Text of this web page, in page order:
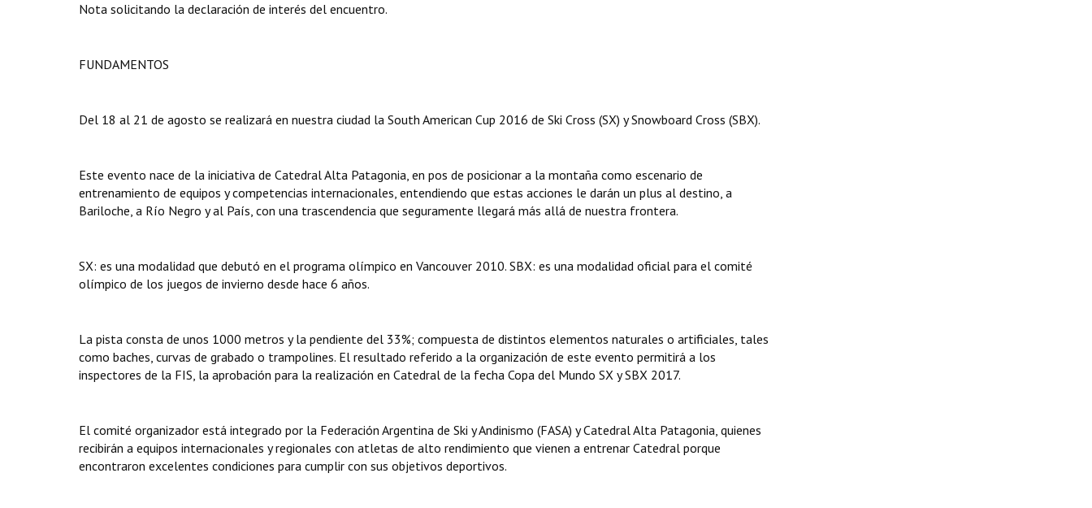
Nota solicitando la declaración de interés del encuentro.
FUNDAMENTOS
Del 18 al 21 de agosto se realizará en nuestra ciudad la South American Cup 2016 de Ski Cross (SX) y Snowboard Cross (SBX).
Este evento nace de la iniciativa de Catedral Alta Patagonia, en pos de posicionar a la montaña como escenario de
entrenamiento de equipos y competencias internacionales, entendiendo que estas acciones le darán un plus al destino, a
Bariloche, a Río Negro y al País, con una trascendencia que seguramente llegará más allá de nuestra frontera.
SX: es una modalidad que debutó en el programa olímpico en Vancouver 2010. SBX: es una modalidad oficial para el comité
olímpico de los juegos de invierno desde hace 6 años.
La pista consta de unos 1000 metros y la pendiente del 33%; compuesta de distintos elementos naturales o artificiales, tales
como baches, curvas de grabado o trampolines. El resultado referido a la organización de este evento permitirá a los
inspectores de la FIS, la aprobación para la realización en Catedral de la fecha Copa del Mundo SX y SBX 2017.
El comité organizador está integrado por la Federación Argentina de Ski y Andinismo (FASA) y Catedral Alta Patagonia, quienes
recibirán a equipos internacionales y regionales con atletas de alto rendimiento que vienen a entrenar Catedral porque
encontraron excelentes condiciones para cumplir con sus objetivos deportivos.